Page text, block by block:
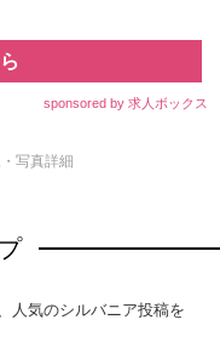
sponsored by 求人ボックス
写真詳細
人気のシルバニア投稿を